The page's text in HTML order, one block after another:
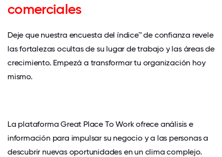
comerciales
Deje que nuestra encuesta del índice™ de confianza revele
las fortalezas ocultas de su lugar de trabajo y las áreas de
crecimiento. Empezá a transformar tu organización hoy
mismo.
La plataforma Great Place To Work ofrece análisis e
información para impulsar su negocio y a las personas a
descubrir nuevas oportunidades en un clima complejo.